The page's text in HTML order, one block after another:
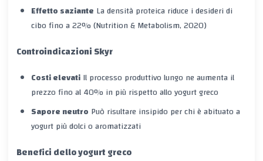
Effetto saziante La densità proteica riduce i desideri di
cibo fino a 22% (Nutrition & Metabolism, 2020)
Controindicazioni Skyr
Costi elevatiIl processo produttivo lungo ne aumenta il
prezzo fino al 40% in più rispetto allo yogurt greco
Sapore neutro Può risultare insipido per chi è abituato a
yogurt più dolci o aromatizzati
Benefici dello yogurt greco